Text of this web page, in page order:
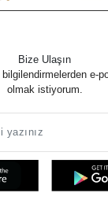
Bize Ulaşın
e-
olmak istiyorum.